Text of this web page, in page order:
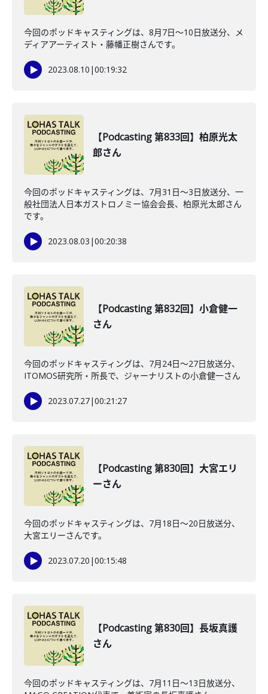
今回のポッドキャスティングは、8月7日〜10日放送分、メ
ディアアーティスト・藤幡正樹さんです。
2023.08.10 |00:19:32
【Podcasting 第833回】柏原光太
郎さん
今回のポッドキャスティングは、7月31日〜3日放送分、一
般社団法人日本ガストロノミー協会会長、柏原光太郎さん
です。
2023.08.03 |00:20:38
【Podcasting 第832回】小倉健一
さん
今回のポッドキャスティングは、7月24日〜27日放送分、
ITOMOS研究所・所長で、ジャーナリストの小倉健一さん
2023.07.27|00:21:27
【Podcasting 第830回】大宮エリ
ーさん
今回のポッドキャスティングは、7月18日〜20日放送分、
大宮エリーさんです。
2023.07.20 |00:15:48
【Podcasting 第830回】長坂真護
さん
今回のポッドキャスティングは、7月11日〜13日放送分、